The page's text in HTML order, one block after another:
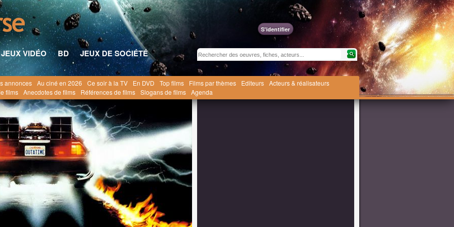
S'identifier
JEUX VIDÉO BD
JEUX DE SOCIÉTÉ
annonces Au ciné en 2026 Ce soir à la TV En DVD Top films Films par thèmes Editeurs Acteurs & réalisateurs
films Anecdotes de films Références de films Slogans de films Agenda
mai 2026